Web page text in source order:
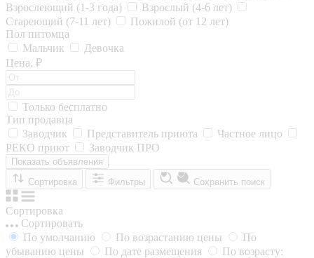
Взрослеющий (1-3 года)
Взрослый (4-6 лет)
Стареющий (7-11 лет)
Пожилой (от 12 лет)
Пол питомца
Мальчик
Девочка
Цена, ₽
Только бесплатно
Тип продавца
Заводчик
Представитель приюта
Частное лицо
РЕКО приют
Заводчик ПРО
Показать объявления
Сортировка
Фильтры Сохранить поиск
Сортировка
Сортировать
По умолчанию
По возрастанию цены
По
убыванию цены
По дате размещения
По возрасту: